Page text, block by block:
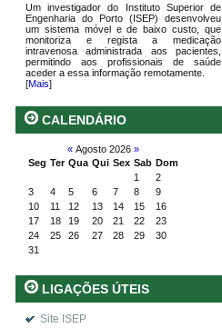
Um investigador do Instituto Superior de
Engenharia do Porto (ISEP) desenvolveu
um sistema móvel e de baixo custo, que
monitoriza e regista a medicação
intravenosa administrada aos pacientes,
permitindo aos profissionais de saúde
aceder a essa informação remotamente.
[Mais]
CALENDÁRIO
« Agosto 2026 »
Seg Ter Qua Qui Sex Sab Dom
1
2
3
4 5 6 7 8
9
10
11 12 13 14 15
16
17
18 19 20 21 22
23
24
25 26 27 28 29
30
31
LIGAÇÕES ÚTEIS
Site ISEP